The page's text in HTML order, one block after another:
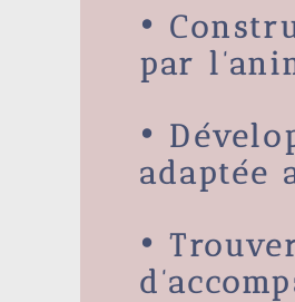
•
par
•
adaptée
•